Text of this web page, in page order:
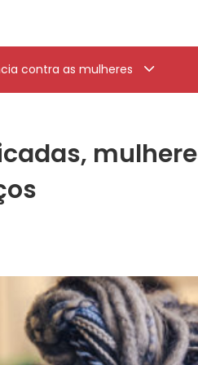
contra as mulheres